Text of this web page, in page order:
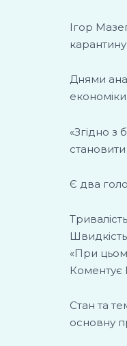
Ігор
карантину
Днями
«Згідно з
Є два
«При
Коментує
Стан та
основну